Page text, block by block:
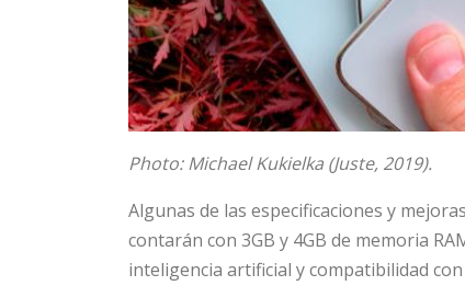
Photo: Michael Kukielka (Juste, 2019).
Algunas de las especificaciones y
contarán con 3GB y 4GB de memoria
inteligencia artificial y compatibilidad con